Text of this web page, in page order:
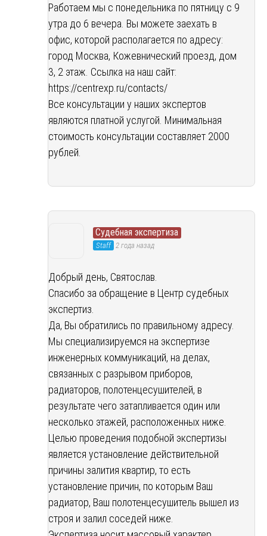
Работаем мы с понедельника по пятницу с 9
утра до 6 вечера. Вы можете заехать в
офис, которой располагается по адресу:
город Москва, Кожевнический проезд, дом
3, 2 этаж. Ссылка на наш сайт:
https://centrexp.ru/contacts/
Все консультации у наших экспертов
являются платной услугой. Минимальная
стоимость консультации составляет 2000
рублей.
Судебная экспертиза
Staff 2 года назад
Добрый день, Святослав.
Спасибо за обращение в Центр судебных
экспертиз.
Да, Вы обратились по правильному адресу.
Мы специализируемся на экспертизе
инженерных коммуникаций, на делах,
связанных с разрывом приборов,
радиаторов, полотенцесушителей, в
результате чего затапливается один или
несколько этажей, расположенных ниже.
Целью проведения подобной экспертизы
является установление действительной
причины залития квартир, то есть
установление причин, по которым Ваш
радиатор, Ваш полотенцесушитель вышел из
строя и залил соседей ниже.